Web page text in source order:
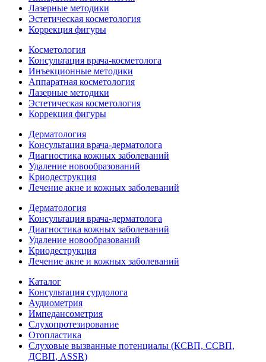
Лазерные методики
Эстетическая косметология
Коррекция фигуры
Косметология
Консультация врача-косметолога
Инъекционные методики
Аппаратная косметология
Лазерные методики
Эстетическая косметология
Коррекция фигуры
Дерматология
Консультация врача-дерматолога
Диагностика кожных заболеваний
Удаление новообразований
Криодеструкция
Лечение акне и кожных заболеваний
Дерматология
Консультация врача-дерматолога
Диагностика кожных заболеваний
Удаление новообразований
Криодеструкция
Лечение акне и кожных заболеваний
Каталог
Консультация сурдолога
Аудиометрия
Импедансометрия
Слухопротезирование
Отопластика
Слуховые вызванные потенциалы (КСВП, ССВП,
ДСВП, ASSR)